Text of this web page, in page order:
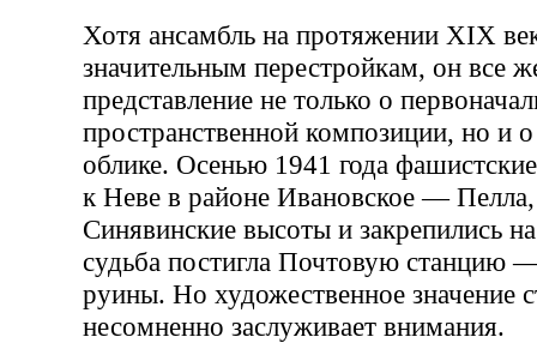
Хотя ансамбль на протяжении XIX
значительным перестройкам, он все
представление не только о
пространственной композиции, но и
облике. Осенью 1941 года
к Неве в районе Ивановское —
Синявинские высоты и закрепились
судьба постигла Почтовую станцию
руины. Но художественное значение
несомненно заслуживает внимания.